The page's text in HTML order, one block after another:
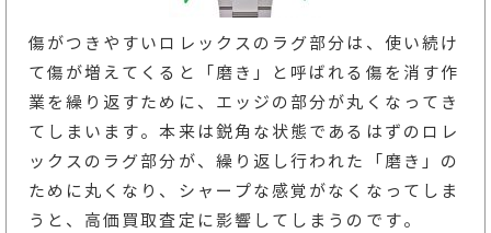
傷がつきやすいロレックスのラグ部分は、使い続け
て傷が増えてくると「磨き」と呼ばれる傷を消す作
業を繰り返すために、エッジの部分が丸くなってき
てしまいます。本来は鋭角な状態であるはずのロレ
ックスのラグ部分が、繰り返し行われた「磨き」の
ために丸くなり、シャープな感覚がなくなってしま
うと、高価買取査定に影響してしまうのです。